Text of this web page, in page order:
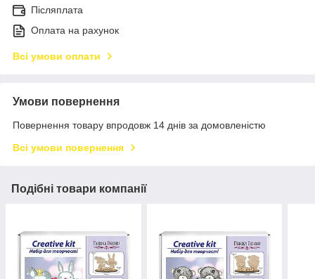
Післяплата
Оплата на рахунок
Всі умови оплати
Умови повернення
Повернення товару впродовж 14 днів за домовленістю
Всі умови повернення
Подібні товари компанії